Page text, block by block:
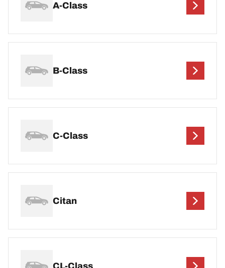
A-Class
B-Class
C-Class
Citan
CL-Class